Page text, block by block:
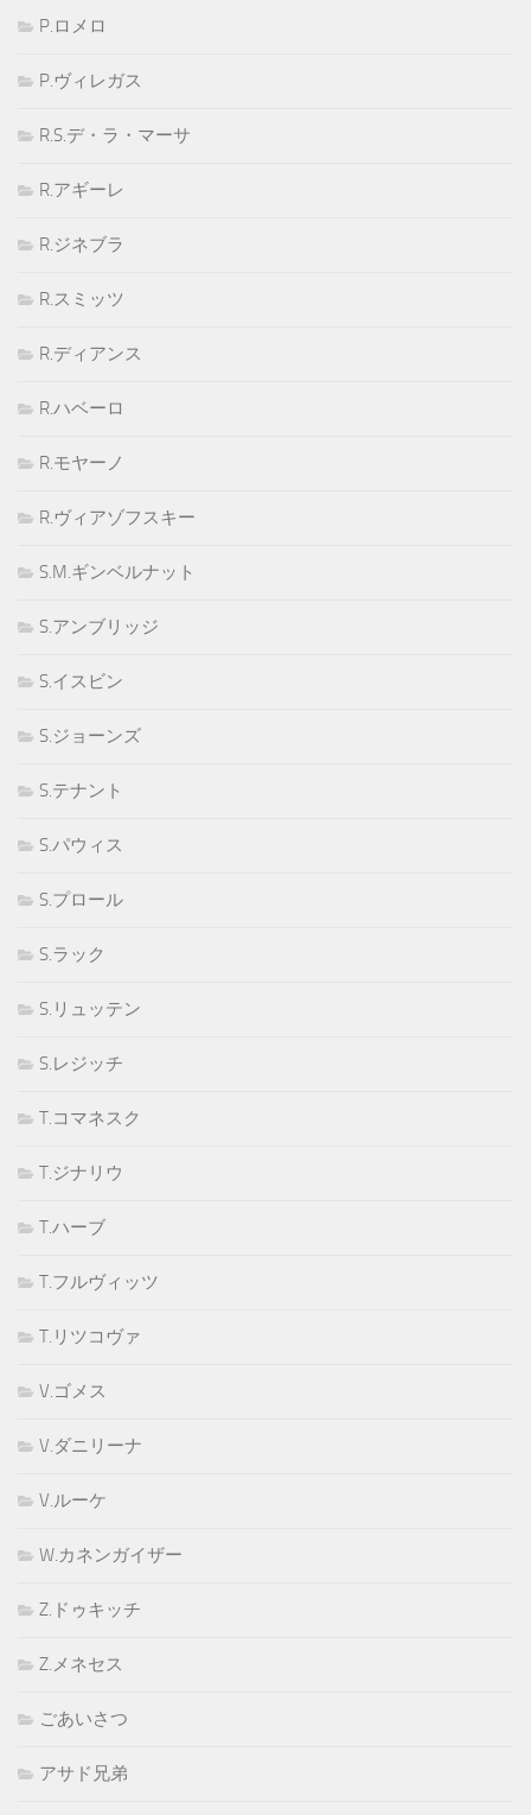
P.ロメロ
P.ヴィレガス
R.S.デ・ラ・マーサ
R.アギーレ
R.ジネブラ
R.スミッツ
R.ディアンス
R.ハベーロ
R.モヤーノ
R.ヴィアゾフスキー
S.M.ギンベルナット
S.アンブリッジ
S.イスビン
S.ジョーンズ
S.テナント
S.パウィス
S.プロール
S.ラック
S.リュッテン
S.レジッチ
T.コマネスク
T.ジナリウ
T.ハーブ
T.フルヴィッツ
T.リツコヴァ
V.ゴメス
V.ダニリーナ
V.ルーケ
W.カネンガイザー
Z.ドゥキッチ
Z.メネセス
ごあいさつ
アサド兄弟